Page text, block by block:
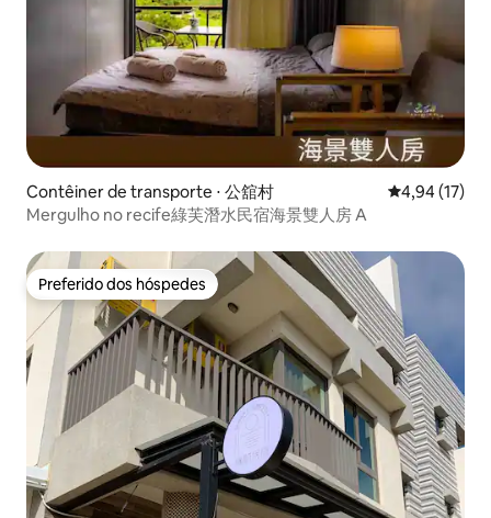
Contêiner de transporte ⋅ 公舘村 4,94 de uma
4,94 (17)
Mergulho no recife綠芙潛水民宿海景雙人房 A
Preferido dos hóspedes
Preferido dos hóspedes